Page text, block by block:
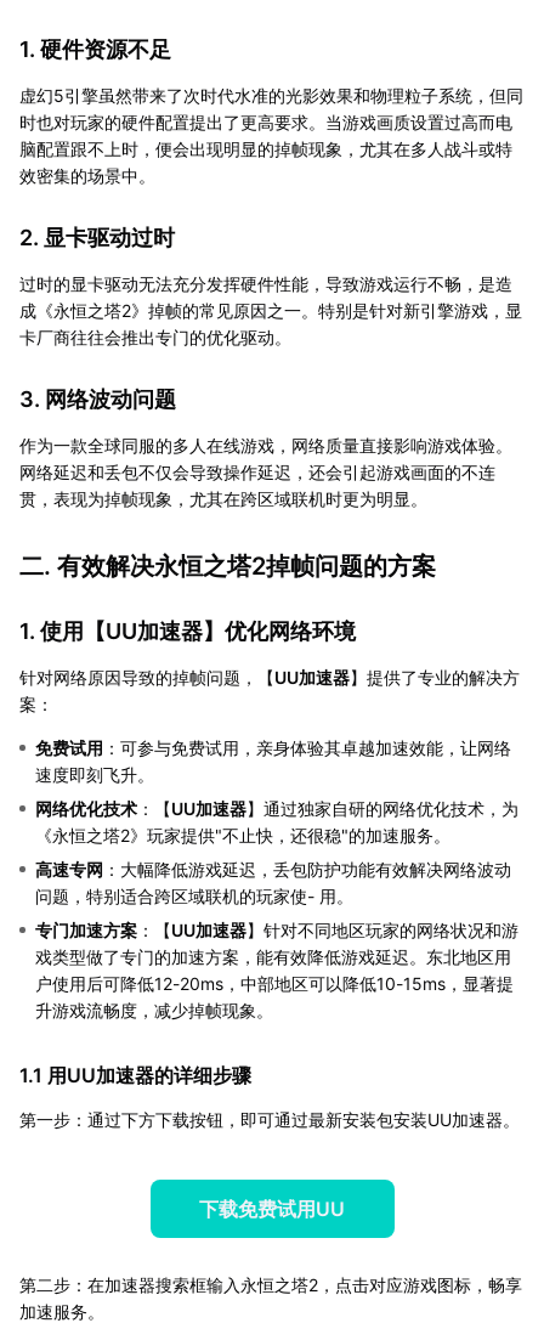
1. 硬件资源不足
虚幻5引擎虽然带来了次时代水准的光影效果和物理粒子系统，但同
时也对玩家的硬件配置提出了更高要求。当游戏画质设置过高而电
脑配置跟不上时，便会出现明显的掉帧现象，尤其在多人战斗或特
效密集的场景中。
2. 显卡驱动过时
过时的显卡驱动无法充分发挥硬件性能，导致游戏运行不畅，是造
成《永恒之塔2》掉帧的常见原因之一。特别是针对新引擎游戏，显
卡厂商往往会推出专门的优化驱动。
3. 网络波动问题
作为一款全球同服的多人在线游戏，网络质量直接影响游戏体验。
网络延迟和丢包不仅会导致操作延迟，还会引起游戏画面的不连
贯，表现为掉帧现象，尤其在跨区域联机时更为明显。
二. 有效解决永恒之塔2掉帧问题的方案
1. 使用【UU加速器】优化网络环境
针对网络原因导致的掉帧问题，【UU加速器】提供了专业的解决方
案：
免费试用 ：可参与免费试用，亲身体验其卓越加速效能，让网络
速度即刻飞升。
网络优化技术 ：【UU加速器】通过独家自研的网络优化技术，为
《永恒之塔2》玩家提供"不止快，还很稳"的加速服务。
高速专网 ：大幅降低游戏延迟，丢包防护功能有效解决网络波动
问题，特别适合跨区域联机的玩家使- 用。
专门加速方案 ：【UU加速器】针对不同地区玩家的网络状况和游
戏类型做了专门的加速方案，能有效降低游戏延迟。东北地区用
户使用后可降低12-20ms，中部地区可以降低10-15ms，显著提
升游戏流畅度，减少掉帧现象。
1.1 用UU加速器的详细步骤
第一步：通过下方下载按钮，即可通过最新安装包安装UU加速器。
下载免费试用UU
第二步：在加速器搜索框输入永恒之塔2，点击对应游戏图标，畅享
加速服务。